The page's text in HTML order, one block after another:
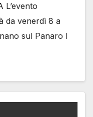
L’evento
da venerdì 8 a
sul Panaro I